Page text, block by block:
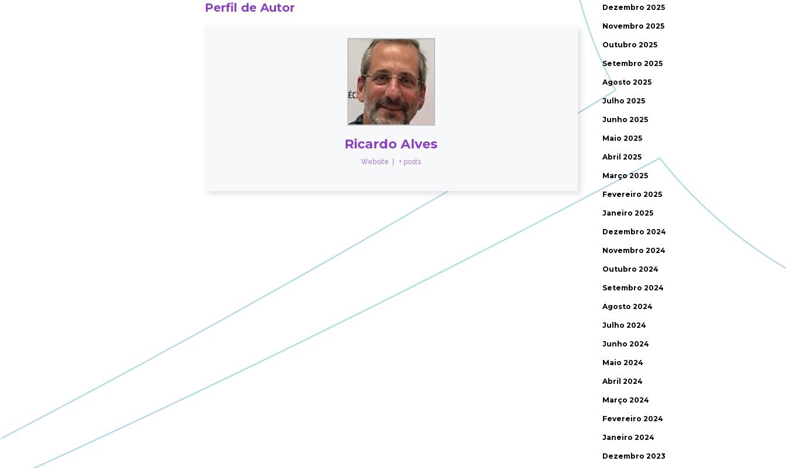
Perfil de Autor
Ricardo Alves
Website + posts
Dezembro 2025
Novembro 2025
Outubro 2025
Setembro 2025
Agosto 2025
Julho 2025
Junho 2025
Maio 2025
Abril 2025
Março 2025
Fevereiro 2025
Janeiro 2025
Dezembro 2024
Novembro 2024
Outubro 2024
Setembro 2024
Agosto 2024
Julho 2024
Junho 2024
Maio 2024
Abril 2024
Março 2024
Fevereiro 2024
Janeiro 2024
Dezembro 2023